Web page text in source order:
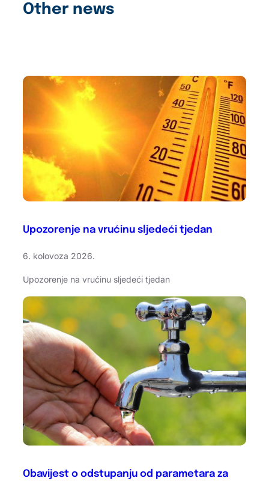
Other news
Upozorenje na vrućinu sljedeći tjedan
6. kolovoza 2026.
Upozorenje na vrućinu sljedeći tjedan
Obavijest o odstupanju od parametara za